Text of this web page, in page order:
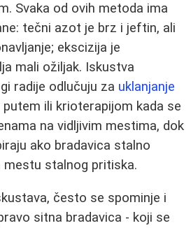
Svaka od ovih metoda ima
tečni azot je brz i jeftin, ali
ekscizija je
mali ožiljak. Iskustva
radije odlučuju za uklanjanje
putem ili krioterapijom kada se
na vidljivim mestima, dok
ako bradavica stalno
mestu stalnog pritiska.
često se spominje i
sitna bradavica - koji se